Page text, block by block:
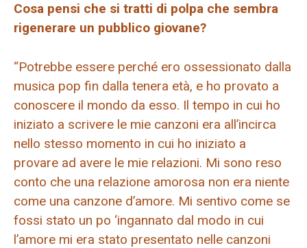
Cosa pensi che si tratti di polpa che sembra
rigenerare un pubblico giovane?
“Potrebbe essere perché ero ossessionato dalla
musica pop fin dalla tenera età, e ho provato a
conoscere il mondo da esso. Il tempo in cui ho
iniziato a scrivere le mie canzoni era all’incirca
nello stesso momento in cui ho iniziato a
provare ad avere le mie relazioni. Mi sono reso
conto che una relazione amorosa non era niente
come una canzone d’amore. Mi sentivo come se
fossi stato un po ‘ingannato dal modo in cui
l’amore mi era stato presentato nelle canzoni